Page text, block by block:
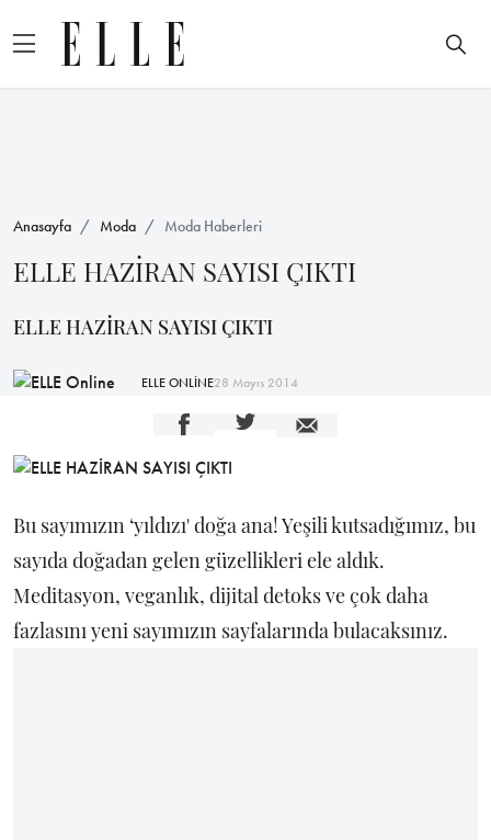
Anasayfa Moda Moda Haberleri
ELLE HAZİRAN SAYISI ÇIKTI
ELLE HAZİRAN SAYISI ÇIKTI
ELLE ONLİNE28 Mayıs 2014
Bu sayımızın ‘yıldızı' doğa ana! Yeşili kutsadığımız, bu
sayıda doğadan gelen güzellikleri ele aldık.
Meditasyon, veganlık, dijital detoks ve çok daha
fazlasını yeni sayımızın sayfalarında bulacaksınız.